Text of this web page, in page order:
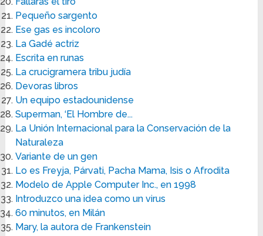
Pequeño sargento
Ese gas es incoloro
La Gadé actriz
Escrita en runas
La crucigramera tribu judía
Devoras libros
Un equipo estadounidense
Superman, ‘El Hombre de...
La Unión Internacional para la Conservación de la
Naturaleza
Variante de un gen
Lo es Freyja, Párvati, Pacha Mama, Isis o Afrodita
Modelo de Apple Computer Inc., en 1998
Introduzco una idea como un virus
60 minutos, en Milán
Mary, la autora de Frankenstein